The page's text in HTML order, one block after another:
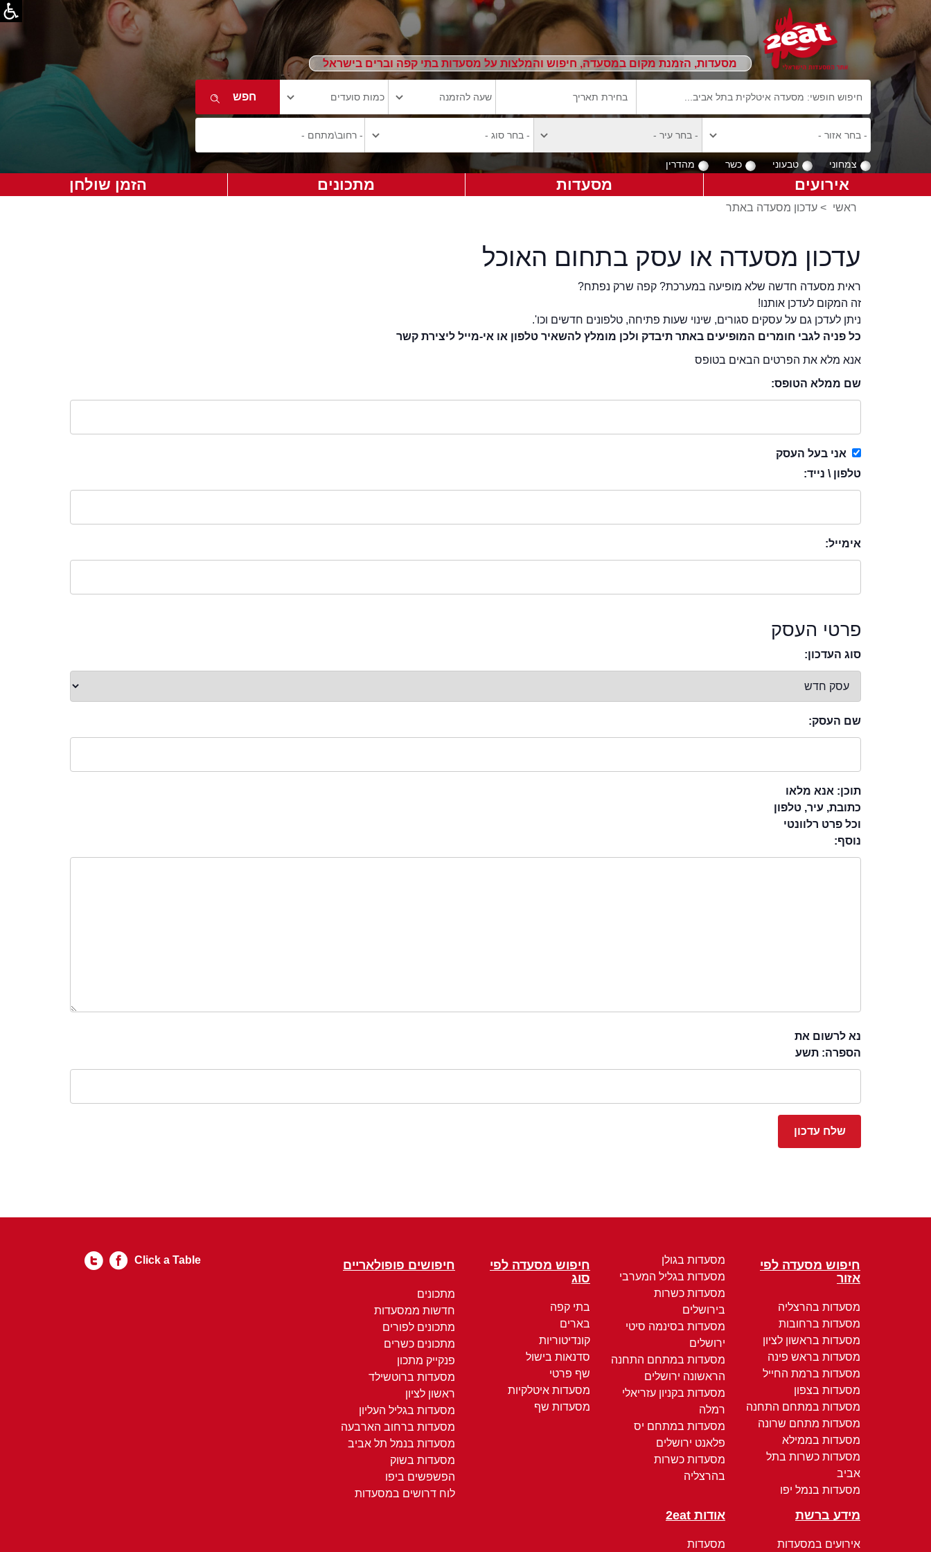
מסעדות, הזמנת מקום במסעדה, חיפוש והמלצות על מסעדות בתי קפה וברים בישראל
צמחוני טבעוני כשר מהדרין
אירועים מסעדות מתכונים הזמן שולחן
ראשי > עדכון מסעדה באתר
עדכון מסעדה או עסק בתחום האוכל
ראית מסעדה חדשה שלא מופיעה במערכת? קפה שרק נפתח?
זה המקום לעדכן אותנו!
ניתן לעדכן גם על עסקים סגורים, שינוי שעות פתיחה, טלפונים חדשים וכו'.
כל פניה לגבי חומרים המופיעים באתר תיבדק ולכן מומלץ להשאיר טלפון או אי-מייל ליצירת קשר
אנא מלא את הפרטים הבאים בטופס
שם ממלא הטופס:
אני בעל העסק
טלפון \ נייד:
אימייל:
פרטי העסק
סוג העדכון:
שם העסק:
תוכן: אנא מלאו
כתובת, עיר, טלפון
וכל פרט רלוונטי
נוסף:
נא לרשום את
הספרה: תשע
חיפוש מסעדה לפי
אזור
מסעדות בהרצליה
מסעדות ברחובות
מסעדות בראשון לציון
מסעדות בראש פינה
מסעדות ברמת החייל
מסעדות בצפון
מסעדות במתחם התחנה
מסעדות מתחם שרונה
מסעדות בממילא
מסעדות כשרות בתל
אביב
מסעדות בנמל יפו
מסעדות בגולן
מסעדות בגליל המערבי
מסעדות כשרות
בירושלים
מסעדות בסינמה סיטי
ירושלים
מסעדות במתחם התחנה
הראשונה ירושלים
מסעדות בקניון עזריאלי
רמלה
מסעדות במתחם יס
פלאנט ירושלים
מסעדות כשרות
בהרצליה
חיפוש מסעדה לפי
סוג
בתי קפה
בארים
קונדיטוריות
סדנאות בישול
שף פרטי
מסעדות איטלקיות
מסעדות שף
חיפושים פופולאריים
מתכונים
חדשות ממסעדות
מתכונים לפורים
מתכונים כשרים
פנקייק מתכון
מסעדות ברוטשילד
ראשון לציון
מסעדות בגליל העליון
מסעדות ברחוב הארבעה
מסעדות בנמל תל אביב
מסעדות בשוק
הפשפשים ביפו
לוח דרושים במסעדות
מידע ברשת
אירועים במסעדות
אודות 2eat
מסעדות
Click a Table